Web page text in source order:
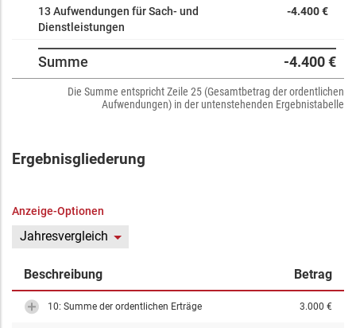
13 Aufwendungen für Sach- und
Dienstleistungen
-4.400 €
Summe -4.400 €
Die Summe entspricht Zeile 25 (Gesamtbetrag der ordentlichen
Aufwendungen) in der untenstehenden Ergebnistabelle
Ergebnisgliederung
Anzeige-Optionen
Jahresvergleich
Beschreibung Betrag
10: Summe der ordentlichen Erträge 3.000 €